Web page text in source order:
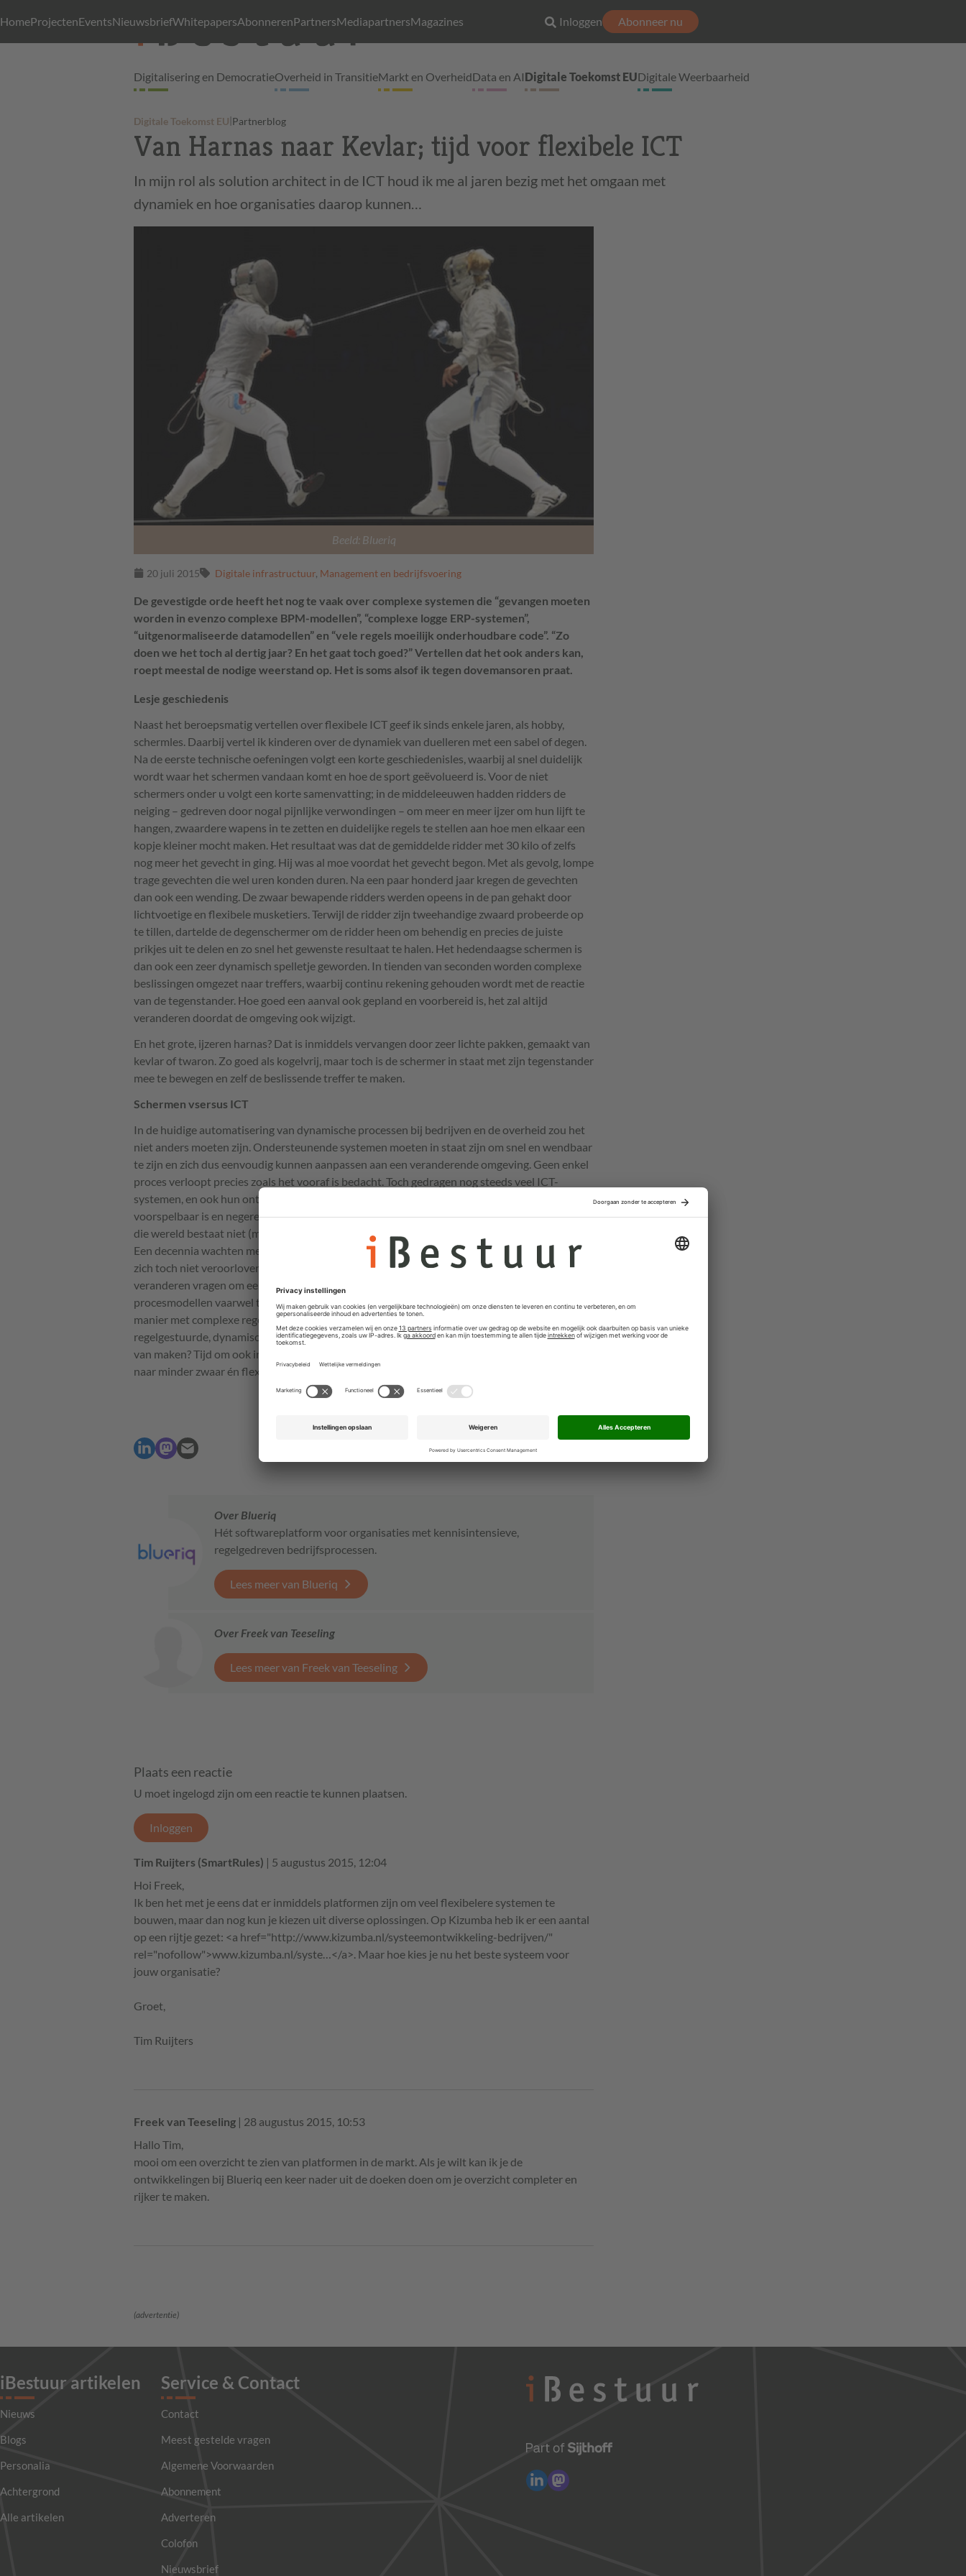
HomeProjectenEventsNieuwsbriefWhitepapersAbonnerenPartnersMediapartnersMagazines Inloggen Abonneer nu
Digitalisering en DemocratieOverheid in TransitieMarkt en OverheidData en AIDigitale Toekomst EUDigitale Weerbaarheid
Digitale Toekomst EU|Partnerblog
Van Harnas naar Kevlar; tijd voor flexibele ICT
In mijn rol als solution architect in de ICT houd ik me al jaren bezig met het omgaan met
dynamiek en hoe organisaties daarop kunnen…
Beeld: Blueriq
20 juli 2015 Digitale infrastructuur, Management en bedrijfsvoering
De gevestigde orde heeft het nog te vaak over complexe systemen die “gevangen moeten
worden in evenzo complexe BPM-modellen”, “complexe logge ERP-systemen”,
“uitgenormaliseerde datamodellen” en “vele regels moeilijk onderhoudbare code”. “Zo
doen we het toch al dertig jaar? En het gaat toch goed?” Vertellen dat het ook anders kan,
roept meestal de nodige weerstand op. Het is soms alsof ik tegen dovemansoren praat.
Lesje geschiedenis
Naast het beroepsmatig vertellen over flexibele ICT geef ik sinds enkele jaren, als hobby,
schermles. Daarbij vertel ik kinderen over de dynamiek van duelleren met een sabel of degen.
Na de eerste technische oefeningen volgt een korte geschiedenisles, waarbij al snel duidelijk
wordt waar het schermen vandaan komt en hoe de sport geëvolueerd is. Voor de niet
schermers onder u volgt een korte samenvatting; in de middeleeuwen hadden ridders de
neiging – gedreven door nogal pijnlijke verwondingen – om meer en meer ijzer om hun lijft te
hangen, zwaardere wapens in te zetten en duidelijke regels te stellen aan hoe men elkaar een
kopje kleiner mocht maken. Het resultaat was dat de gemiddelde ridder met 30 kilo of zelfs
nog meer het gevecht in ging. Hij was al moe voordat het gevecht begon. Met als gevolg, lompe
trage gevechten die wel uren konden duren. Na een paar honderd jaar kregen de gevechten
dan ook een wending. De zwaar bewapende ridders werden opeens in de pan gehakt door
lichtvoetige en flexibele musketiers. Terwijl de ridder zijn tweehandige zwaard probeerde op
te tillen, dartelde de degenschermer om de ridder heen om behendig en precies de juiste
prikjes uit te delen en zo snel het gewenste resultaat te halen. Het hedendaagse schermen is
dan ook een zeer dynamisch spelletje geworden. In tienden van seconden worden complexe
beslissingen omgezet naar treffers, waarbij continu rekening gehouden wordt met de reactie
van de tegenstander. Hoe goed een aanval ook gepland en voorbereid is, het zal altijd
veranderen doordat de omgeving ook wijzigt.
En het grote, ijzeren harnas? Dat is inmiddels vervangen door zeer lichte pakken, gemaakt van
kevlar of twaron. Zo goed als kogelvrij, maar toch is de schermer in staat met zijn tegenstander
mee te bewegen en zelf de beslissende treffer te maken.
Schermen vsersus ICT
In de huidige automatisering van dynamische processen bij bedrijven en de overheid zou het
niet anders moeten zijn. Ondersteunende systemen moeten in staat zijn om snel en wendbaar
te zijn en zich dus eenvoudig kunnen aanpassen aan een veranderende omgeving. Geen enkel
proces verloopt precies zoals het vooraf is bedacht. Toch gedragen nog steeds veel ICT-
systemen, en ook hun ontwerpers en bouwers, zich alsof de buitenwereld statisch en
voorspelbaar is en negeren onverwachte factoren die het proces kunnen beïnvloeden. Maar
die wereld bestaat niet (meer). Het is hoog tijd voor een nieuwe wending binnen de overheid.
Een decennia wachten met het implementeren van flexibiliteit –zoals de schermers– kunt u
zich toch niet veroorloven? Veeleisende en zelfdenkende gebruikers en regels die continu
veranderen vragen om een andere manier van werken. Tijd om de behangrollen met
procesmodellen vaarwel te zeggen, flexibele processen in te richten en op een beheersbare
manier met complexe regels en dynamiek om te gaan. Kortom, dit is het moment voor
regelgestuurde, dynamische systemen. De techniek is er, dus waarom zou u daar geen gebruik
van maken? Tijd om ook in de
naar minder zwaar én flexibel materiaal.
Over Blueriq
Hét softwareplatform voor organisaties met kennisintensieve,
regelgedreven bedrijfsprocessen.
Lees meer van Blueriq
Over Freek van Teeseling
Lees meer van Freek van Teeseling
Plaats een reactie
U moet ingelogd zijn om een reactie te kunnen plaatsen.
Inloggen
Tim Ruijters (SmartRules) | 5 augustus 2015, 12:04
Hoi Freek,
Ik ben het met je eens dat er inmiddels platformen zijn om veel flexibelere systemen te
bouwen, maar dan nog kun je kiezen uit diverse oplossingen. Op Kizumba heb ik er een aantal
op een rijtje gezet: <a href="http://www.kizumba.nl/systeemontwikkeling-bedrijven/"
rel="nofollow">www.kizumba.nl/syste…</a>. Maar hoe kies je nu het beste systeem voor
jouw organisatie?
Groet,
Tim Ruijters
Freek van Teeseling | 28 augustus 2015, 10:53
Hallo Tim,
mooi om een overzicht te zien van platformen in de markt. Als je wilt kan ik je de
ontwikkelingen bij Blueriq een keer nader uit de doeken doen om je overzicht completer en
rijker te maken.
(advertentie)
iBestuur artikelen
Nieuws
Blogs
Personalia
Achtergrond
Alle artikelen
Service & Contact
Contact
Meest gestelde vragen
Algemene Voorwaarden
Abonnement
Adverteren
Colofon
Nieuwsbrief